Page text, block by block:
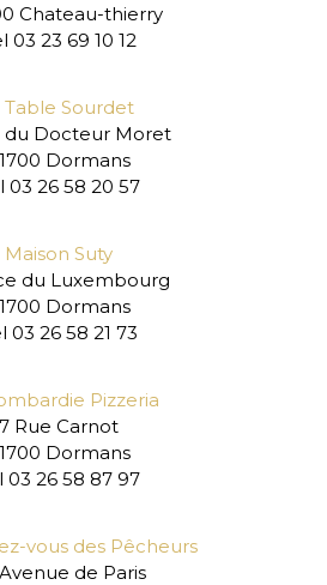
Chateau-thierry
03 23 69 10 12
Table Sourdet
du Docteur Moret
Dormans
03 26 58 20 57
Maison Suty
du Luxembourg
Dormans
03 26 58 21 73
Pizzeria
7 Rue Carnot
Dormans
03 26 58 87 97
vous des Pêcheurs
de Paris